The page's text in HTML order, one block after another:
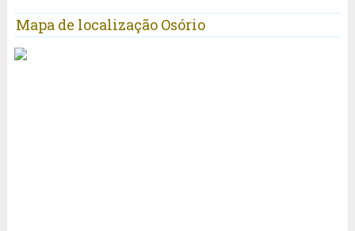
Mapa de localização Osório